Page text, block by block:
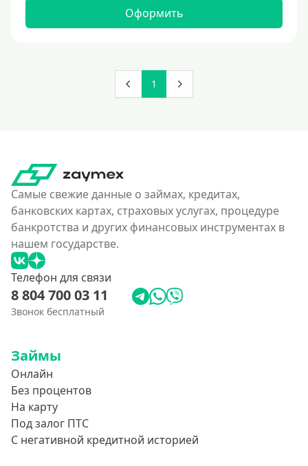
Оформить
1
Самые свежие данные о займах, кредитах,
банковских картах, страховых услугах, процедуре
банкротства и других финансовых инструментах в
нашем государстве.
Телефон для связи
8 804 700 03 11
Звонок бесплатный
Займы
Онлайн
Без процентов
На карту
Под залог ПТС
С негативной кредитной историей